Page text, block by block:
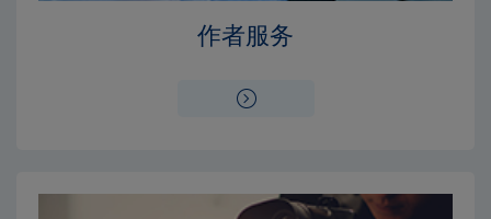
作者服务